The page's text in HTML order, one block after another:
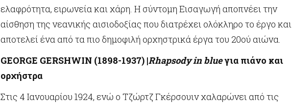
ελαφρότητα, ειρωνεία και χάρη. Η σύντομη Εισαγωγή αποπνέει την
αίσθηση της νεανικής αισιοδοξίας που διατρέχει ολόκληρο το έργο και
αποτελεί ένα από τα πιο δημοφιλή ορχηστρικά έργα του 20ού αιώνα.
GEORGE GERSHWIN (1898-1937) |Rhapsody in blueγια πιάνο και
ορχήστρα
Στις 4 Ιανουαρίου 1924, ενώ ο Τζώρτζ Γκέρσουιν χαλαρώνει από τις